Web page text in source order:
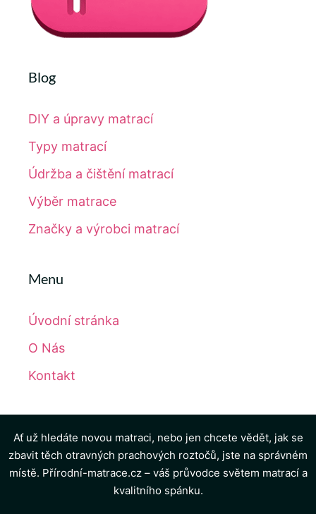
Blog
DIY a úpravy matrací
Typy matrací
Údržba a čištění matrací
Výběr matrace
Značky a výrobci matrací
Menu
Úvodní stránka
O Nás
Kontakt
Ať už hledáte novou matraci, nebo jen chcete vědět, jak se
zbavit těch otravných prachových roztočů, jste na správném
místě. Přírodní-matrace.cz – váš průvodce světem matrací a
kvalitního spánku.